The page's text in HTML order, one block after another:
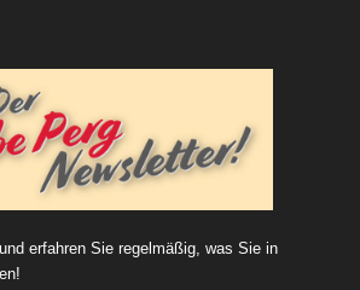
erfahren Sie regelmäßig, was Sie in